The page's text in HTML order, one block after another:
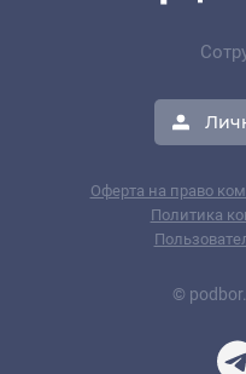
Оферта на право
Политика
©